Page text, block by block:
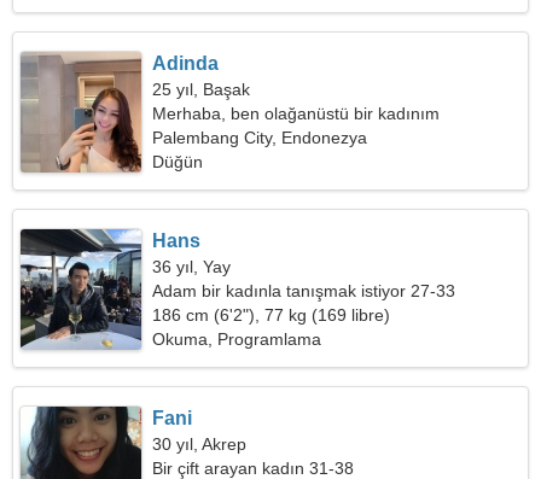
Adinda
25 yıl, Başak
Merhaba, ben olağanüstü bir kadınım
Palembang City, Endonezya
Düğün
Hans
36 yıl, Yay
Adam bir kadınla tanışmak istiyor 27-33
186 cm (6'2"), 77 kg (169 libre)
Okuma, Programlama
Fani
30 yıl, Akrep
Bir çift arayan kadın 31-38